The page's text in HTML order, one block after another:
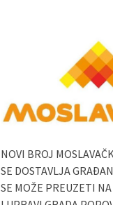
NOVI BROJ
SE DOSTAVLJA
SE MOŽE PREUZETI